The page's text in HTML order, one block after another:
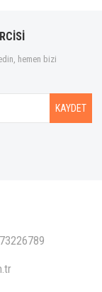
hemen bizi
KAYDET